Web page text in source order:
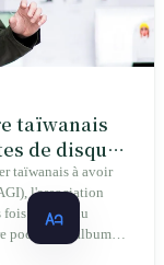
taïwanais
de disques
taïwanais à avoir
l'association
fois lauréat du
pochette d'album, il
Lee, Yoga Lin,